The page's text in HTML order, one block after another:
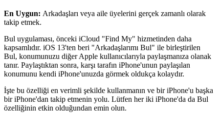
En Uygun: Arkadaşları veya aile üyelerini gerçek zamanlı olarak
takip etmek.
Bul uygulaması, önceki iCloud "Find My" hizmetinden daha
kapsamlıdır. iOS 13'ten beri "Arkadaşlarımı Bul" ile birleştirilen
Bul, konumunuzu diğer Apple kullanıcılarıyla paylaşmanıza olanak
tanır. Paylaştıktan sonra, karşı tarafın iPhone'unun paylaşılan
konumunu kendi iPhone'unuzda görmek oldukça kolaydır.
İşte bu özelliği en verimli şekilde kullanmanın ve bir iPhone'u başka
bir iPhone'dan takip etmenin yolu. Lütfen her iki iPhone'da da Bul
özelliğinin etkin olduğundan emin olun.